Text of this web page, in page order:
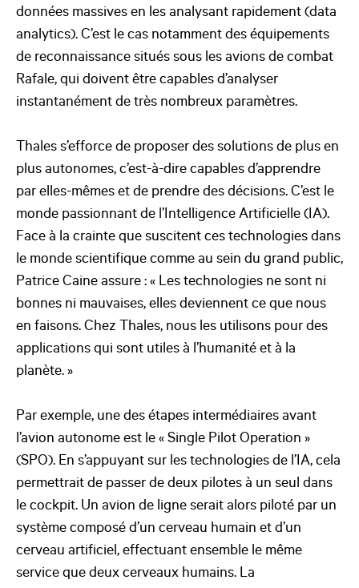
données massives en les analysant rapidement (data
analytics). C’est le cas notamment des équipements
de reconnaissance situés sous les avions de combat
Rafale, qui doivent être capables d’analyser
instantanément de très nombreux paramètres.
Thales s’efforce de proposer des solutions de plus en
plus autonomes, c’est-à-dire capables d’apprendre
par elles-mêmes et de prendre des décisions. C’est le
monde passionnant de l’Intelligence Artificielle (IA).
Face à la crainte que suscitent ces technologies dans
le monde scientifique comme au sein du grand public,
Patrice Caine assure : « Les technologies ne sont ni
bonnes ni mauvaises, elles deviennent ce que nous
en faisons. Chez Thales, nous les utilisons pour des
applications qui sont utiles à l’humanité et à la
planète. »
Par exemple, une des étapes intermédiaires avant
l’avion autonome est le « Single Pilot Operation »
(SPO). En s’appuyant sur les technologies de l’IA, cela
permettrait de passer de deux pilotes à un seul dans
le cockpit. Un avion de ligne serait alors piloté par un
système composé d’un cerveau humain et d’un
cerveau artificiel, effectuant ensemble le même
service que deux cerveaux humains. La